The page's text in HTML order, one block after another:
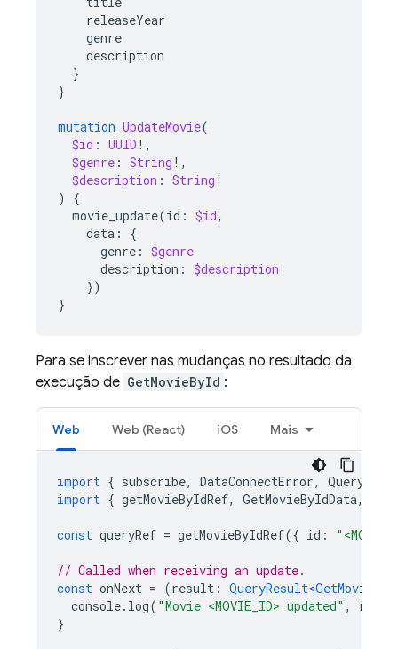
releaseYear
genre
description
}
}
mutation UpdateMovie(
$id : UUID !,
$genre : String !,
$description : String !
)
{
movie_update(id : $id,
data :
{
genre : $genre
description : $description
})
}
Para se inscrever nas mudanças no resultado da
execução de GetMovieById :
Web Web (React) iOS Mais
import { subscribe, DataConnectError,
import { getMovieByIdRef, GetMovieByIdData,
const queryRef = getMovieByIdRef({ id :
// Called when receiving an update.
const onNext = (result :
console. log( "Movie <MOVIE_ID> updated" ,
}